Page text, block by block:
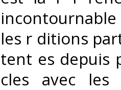
les r ditions
tent es depuis
cles avec les